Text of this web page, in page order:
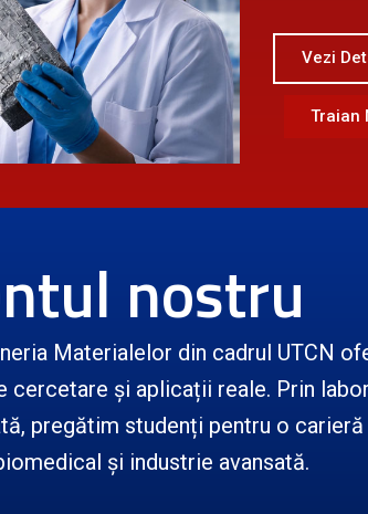
Vezi
Traian
nostru
Materialelor din cadrul UTCN
cercetare și aplicații reale. Prin
pregătim studenți pentru o
și industrie avansată.